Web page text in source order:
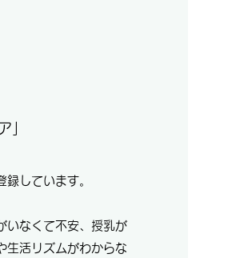
」
しています。
いなくて不安、授乳が
生活リズムがわからな